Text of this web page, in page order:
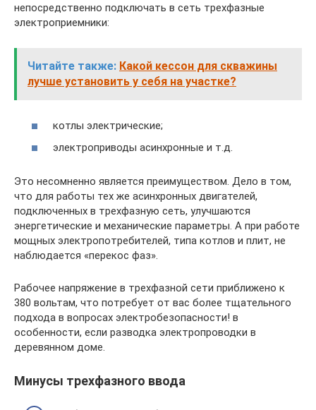
непосредственно подключать в сеть трехфазные
электроприемники:
Читайте также: Какой кессон для скважины
лучше установить у себя на участке?
котлы электрические;
электроприводы асинхронные и т.д.
Это несомненно является преимуществом. Дело в том,
что для работы тех же асинхронных двигателей,
подключенных в трехфазную сеть, улучшаются
энергетические и механические параметры. А при работе
мощных электропотребителей, типа котлов и плит, не
наблюдается «перекос фаз».
Рабочее напряжение в трехфазной сети приближено к
380 вольтам, что потребует от вас более тщательного
подхода в вопросах электробезопасности! в
особенности, если разводка электропроводки в
деревянном доме.
Минусы трехфазного ввода